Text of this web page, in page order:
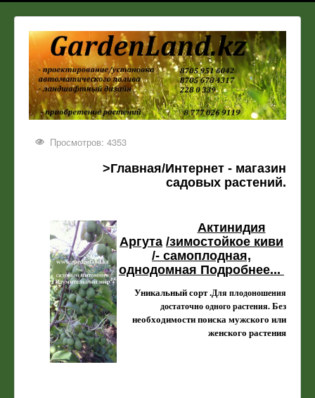
Просмотров: 4353
>Главная/Интернет - магазин
садовых растений.
Актинидия
Аргута /зимостойкое киви
/- самоплодная,
однодомная Подробнее...
Уникальный сорт .Для плодоношения
достаточно одного растения. Без
необходимости поиска мужского или
женского растения